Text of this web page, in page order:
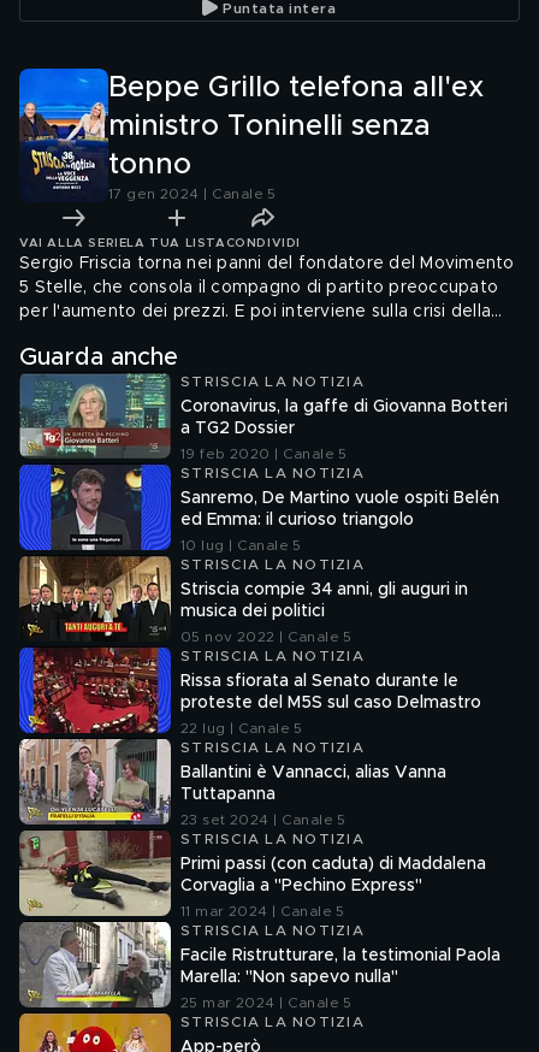
Puntata intera
Beppe Grillo telefona all'ex
ministro Toninelli senza
tonno
17 gen 2024 | Canale 5
VAI ALLA SERIE LA TUA LISTA CONDIVIDI
Sergio Friscia torna nei panni del fondatore del Movimento
5 Stelle, che consola il compagno di partito preoccupato
per l'aumento dei prezzi. E poi interviene sulla crisi della
Guarda anche
STRISCIA LA NOTIZIA
Coronavirus, la gaffe di Giovanna Botteri
a TG2 Dossier
19 feb 2020 | Canale 5
STRISCIA LA NOTIZIA
Sanremo, De Martino vuole ospiti Belén
ed Emma: il curioso triangolo
10 lug | Canale 5
STRISCIA LA NOTIZIA
Striscia compie 34 anni, gli auguri in
musica dei politici
05 nov 2022 | Canale 5
STRISCIA LA NOTIZIA
Rissa sfiorata al Senato durante le
proteste del M5S sul caso Delmastro
22 lug | Canale 5
STRISCIA LA NOTIZIA
Ballantini è Vannacci, alias Vanna
Tuttapanna
23 set 2024 | Canale 5
STRISCIA LA NOTIZIA
Primi passi (con caduta) di Maddalena
Corvaglia a "Pechino Express"
11 mar 2024 | Canale 5
STRISCIA LA NOTIZIA
Facile Ristrutturare, la testimonial Paola
Marella: "Non sapevo nulla"
25 mar 2024 | Canale 5
STRISCIA LA NOTIZIA
App-però